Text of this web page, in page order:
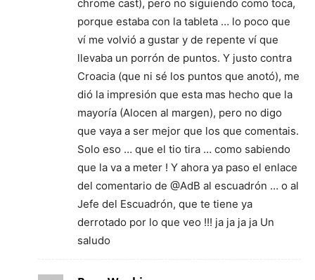
chrome cast), pero no siguiendo como toca,
porque estaba con la tableta … lo poco que
ví me volvió a gustar y de repente ví que
llevaba un porrón de puntos. Y justo contra
Croacia (que ni sé los puntos que anotó), me
dió la impresión que esta mas hecho que la
mayoría (Alocen al margen), pero no digo
que vaya a ser mejor que los que comentais.
Solo eso … que el tio tira … como sabiendo
que la va a meter ! Y ahora ya paso el enlace
del comentario de @AdB al escuadrón … o al
Jefe del Escuadrón, que te tiene ya
derrotado por lo que veo !!! ja ja ja ja Un
saludo